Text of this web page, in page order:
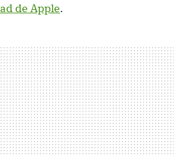
de Apple.